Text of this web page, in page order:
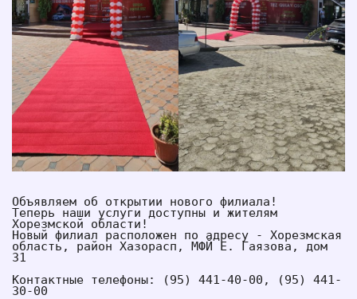
Объявляем об открытии нового филиала!
Теперь наши услуги доступны и жителям
Хорезмской области!
Новый филиал расположен по адресу - Хорезмская
область, район Хазорасп, МФЙ Е. Гаязова, дом
31
Контактные телефоны: (95) 441-40-00, (95) 441-
30-00